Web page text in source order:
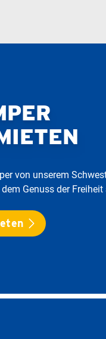
von unserem
Genuss der